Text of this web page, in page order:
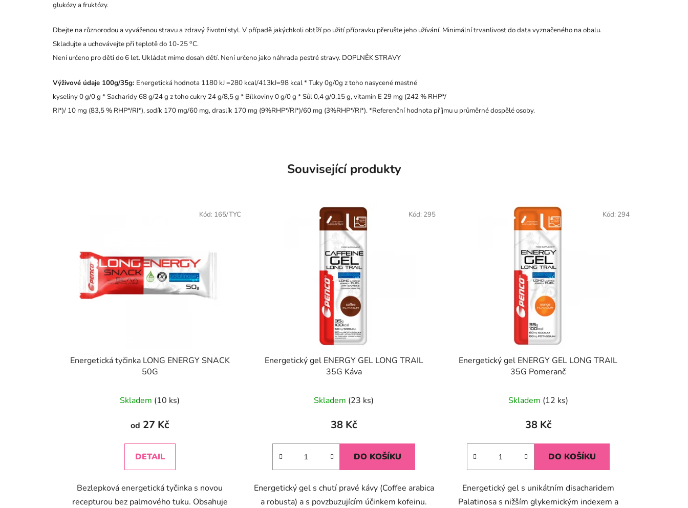
glukózy a fruktózy.
Dbejte na různorodou a vyváženou stravu a zdravý životní styl. V případě jakýchkoli obtíží po užití přípravku přerušte jeho užívání. Minimální trvanlivost do data vyznačeného na obalu.
Skladujte a uchovávejte při teplotě do 10-25 oC.
Není určeno pro děti do 6 let. Ukládat mimo dosah dětí. Není určeno jako náhrada pestré stravy. DOPLNĚK STRAVY
Výživové údaje 100g/35g: Energetická hodnota 1180 kJ =280 kcal/413kJ=98 kcal * Tuky 0g/0g z toho nasycené mastné
kyseliny 0 g/0 g * Sacharidy 68 g/24 g z toho cukry 24 g/8,5 g * Bílkoviny 0 g/0 g * Sůl 0,4 g/0,15 g, vitamin E 29 mg (242 % RHP*/
RI*)/ 10 mg (83,5 % RHP*/RI*), sodík 170 mg/60 mg, draslík 170 mg (9%RHP*/RI*)/60 mg (3%RHP*/RI*). *Referenční hodnota příjmu u průměrné dospělé osoby.
Související produkty
Energetická tyčinka LONG ENERGY SNACK
50G
hodnocení
produktu
4,0
z
hvězdiček.
Skladem (10 ks)
od 27 Kč
DETAIL
Bezlepková energetická tyčinka s novou
recepturou bez palmového tuku. Obsahuje
Kód: 165/TYC
Energetický gel ENERGY GEL LONG TRAIL
35G Káva
hodnocení
produktu
5,0
hvězdiček.
Skladem (23 ks)
38 Kč
DO KOŠÍKU
Energetický gel s chutí pravé kávy (Coffee arabica
a robusta) a s povzbuzujícím účinkem kofeinu.
Kód: 295
Energetický gel ENERGY GEL LONG TRAIL
35G Pomeranč
hodnocení
produktu
5,0
hvězdiček.
Skladem (12 ks)
38 Kč
DO KOŠÍKU
Energetický gel s unikátním disacharidem
Palatinosa s nižším glykemickým indexem a
Kód: 294